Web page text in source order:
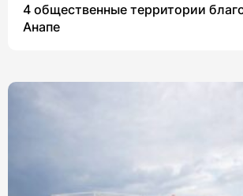
4 общественные территории
Анапе